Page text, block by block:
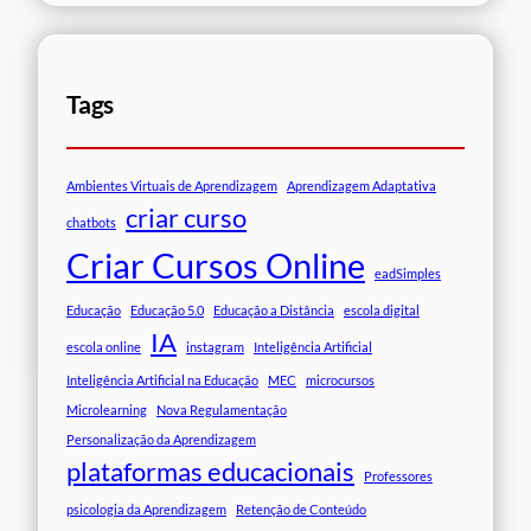
Tags
Ambientes Virtuais de Aprendizagem Aprendizagem Adaptativa
chatbots criar curso
Criar Cursos Online eadSimples
Educação Educação 5.0 Educação a Distância escola digital
escola online IA instagram Inteligência Artificial
Inteligência Artificial na Educação MEC
microcursos
Microlearning
Nova Regulamentação
Personalização da Aprendizagem
plataformas educacionais Professores
psicologia da Aprendizagem Retenção de Conteúdo